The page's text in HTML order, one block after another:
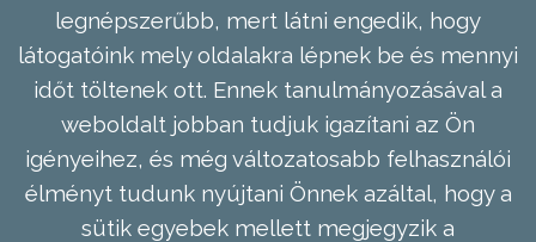
legnépszerűbb, mert látni engedik, hogy
látogatóink mely oldalakra lépnek be és mennyi
időt töltenek ott. Ennek tanulmányozásával a
weboldalt jobban tudjuk igazítani az Ön
igényeihez, és még változatosabb felhasználói
élményt tudunk nyújtani Önnek azáltal, hogy a
sütik egyebek mellett megjegyzik a